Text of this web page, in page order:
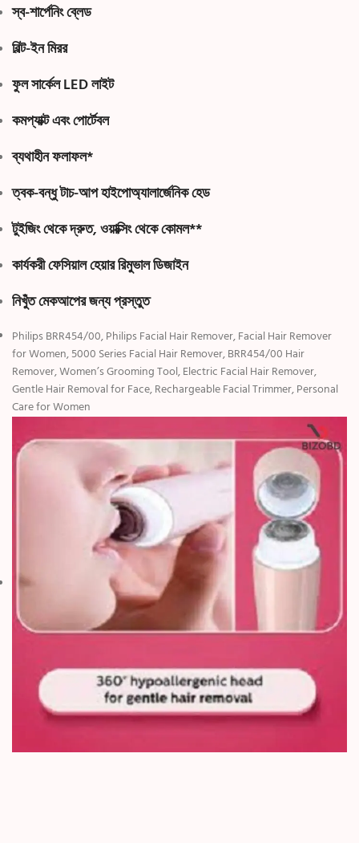
স্ব-শার্পেনিং ব্লেড
বিল্ট-ইন মিরর
ফুল সার্কেল LED লাইট
কমপ্যাক্ট এবং পোর্টেবল
ব্যথাহীন ফলাফল*
ত্বক-বন্ধু টাচ-আপ হাইপোঅ্যালার্জেনিক হেড
টুইজিং থেকে দ্রুত, ওয়াক্সিং থেকে কোমল**
কার্যকরী ফেসিয়াল হেয়ার রিমুভাল ডিজাইন
নিখুঁত মেকআপের জন্য প্রস্তুত
Philips BRR454/00, Philips Facial Hair Remover, Facial Hair Remover
for Women, 5000 Series Facial Hair Remover, BRR454/00 Hair
Remover, Women’s Grooming Tool, Electric Facial Hair Remover,
Gentle Hair Removal for Face, Rechargeable Facial Trimmer, Personal
Care for Women